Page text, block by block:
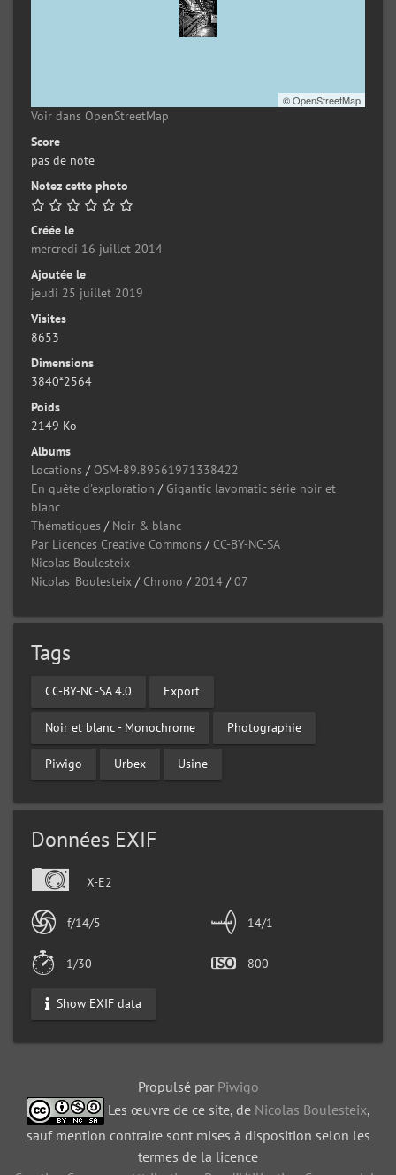
©OpenStreetMap
Voir dans OpenStreetMap
Score
pas de note
Notez cette photo
Créée le
mercredi 16 juillet 2014
Ajoutée le
jeudi 25 juillet 2019
Visites
8653
Dimensions
3840*2564
Poids
2149 Ko
Albums
Locations / OSM-89.89561971338422
En quête d'exploration / Gigantic lavomatic série noir et
blanc
Thématiques / Noir & blanc
Par Licences Creative Commons / CC-BY-NC-SA
Nicolas Boulesteix
Nicolas_Boulesteix / Chrono / 2014 /07
Tags
CC-BY-NC-SA 4.0 Export
Noir et blanc - Monochrome Photographie
Piwigo Urbex Usine
Données EXIF
X-E2
f/14/5 14/1
1/30 800
Show EXIF data
Propulsé par Piwigo
Les œuvre de ce site, de Nicolas Boulesteix,
sauf mention contraire sont mises à disposition selon les
termes de la licence